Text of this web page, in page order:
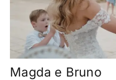
Magda e Bruno